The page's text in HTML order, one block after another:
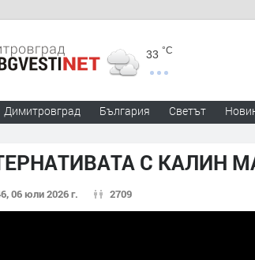
33 °C
Димитровград България Светът
С КАЛИН
06 юли 2026 г. 2709